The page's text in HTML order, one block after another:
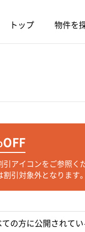
トップ 物件を
アイコンをご参照く
引対象外となります。
の方に公開されてい